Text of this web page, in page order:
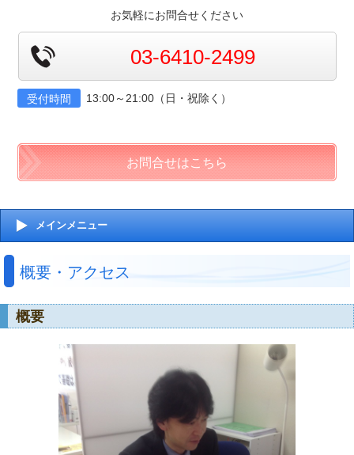
お気軽にお問合せください
03-6410-2499
受付時間 13:00～21:00（日・祝除く）
お問合せはこちら
メインメニュー
概要・アクセス
概要